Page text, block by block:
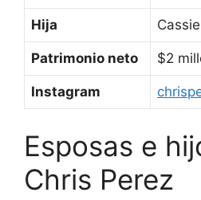
Hija
Patrimonio neto $2
Instagram
Esposas e
Chris Perez